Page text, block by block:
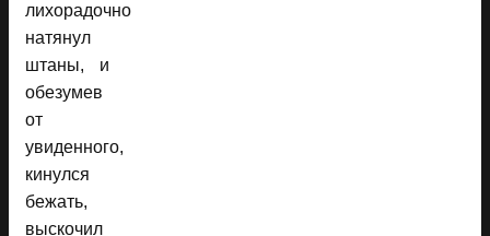
лихорадочно
натянул
штаны, и
обезумев
от
увиденного,
кинулся
бежать,
выскочил